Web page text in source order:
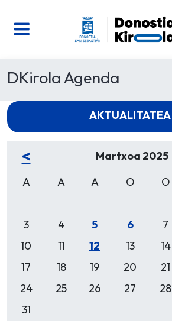
DKirola Agenda
AKTUALITATEA
< Martxoa 2025
A A A O O
3
4 5 6 7
10
11 12 13 14
17
18 19 20 21
24
25 26 27 28
31